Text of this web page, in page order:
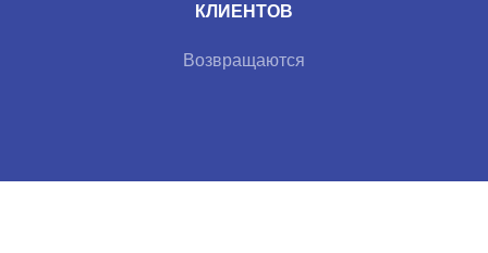
КЛИЕНТОВ
Возвращаются